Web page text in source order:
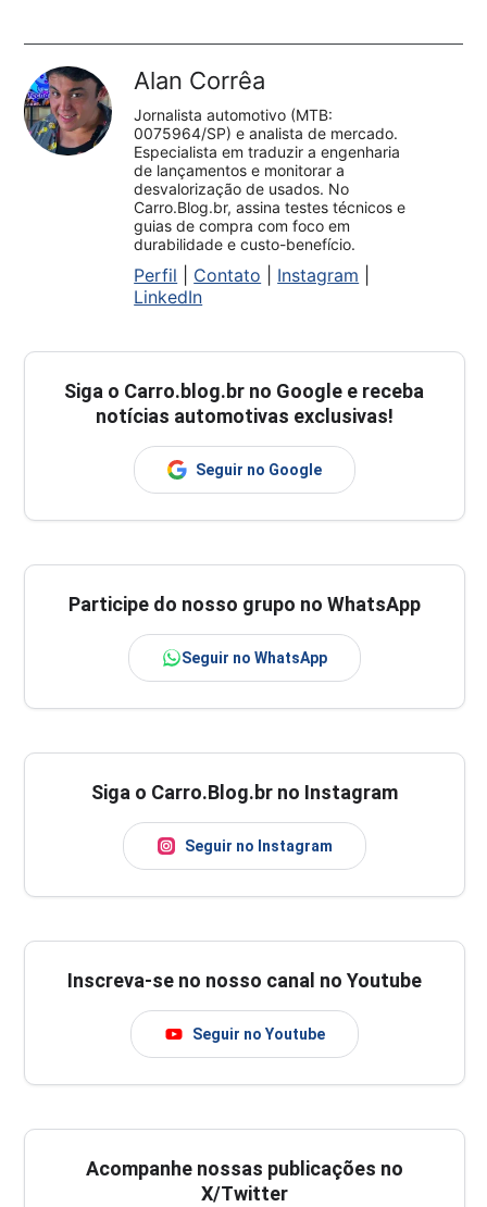
Alan Corrêa
Jornalista automotivo (MTB:
0075964/SP) e analista de mercado.
Especialista em traduzir a engenharia
de lançamentos e monitorar a
desvalorização de usados. No
Carro.Blog.br, assina testes técnicos e
guias de compra com foco em
durabilidade e custo-benefício.
Perfil Contato Instagram
LinkedIn
Siga o Carro.blog.br no Google e receba
notícias automotivas exclusivas!
Seguir no Google
Participe do nosso grupo no WhatsApp
Seguir no WhatsApp
Siga o Carro.Blog.br no Instagram
Seguir no Instagram
Inscreva-se no nosso canal no Youtube
Seguir no Youtube
Acompanhe nossas publicações no
X/Twitter